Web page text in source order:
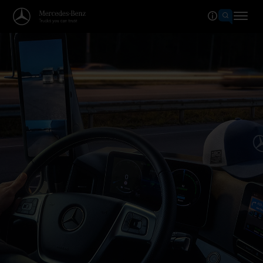
Tervetuloa Mercedes-Benz